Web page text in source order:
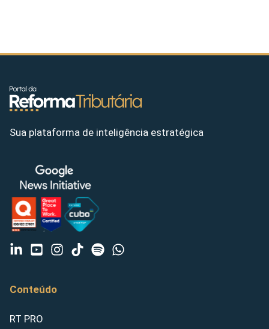
Sua plataforma de inteligência estratégica
Conteúdo
RT PRO